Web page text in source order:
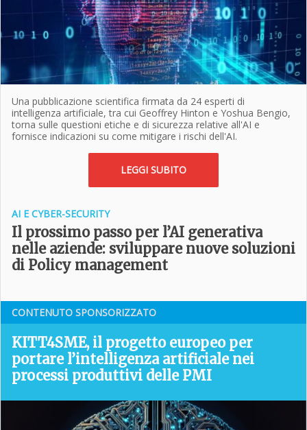
Una pubblicazione scientifica firmata da 24 esperti di
intelligenza artificiale, tra cui Geoffrey Hinton e Yoshua Bengio,
torna sulle questioni etiche e di sicurezza relative all'AI e
fornisce indicazioni su come mitigare i rischi dell'AI.
LEGGI SUBITO
AI E CYBER-SECURITY
Il prossimo passo per l’AI generativa
nelle aziende: sviluppare nuove soluzioni
di Policy management
CONTENUTO SPONSORIZZATO
KITT4SME, il progetto europeo per
portare l’intelligenza artificiale nei
processi produttivi delle PMI